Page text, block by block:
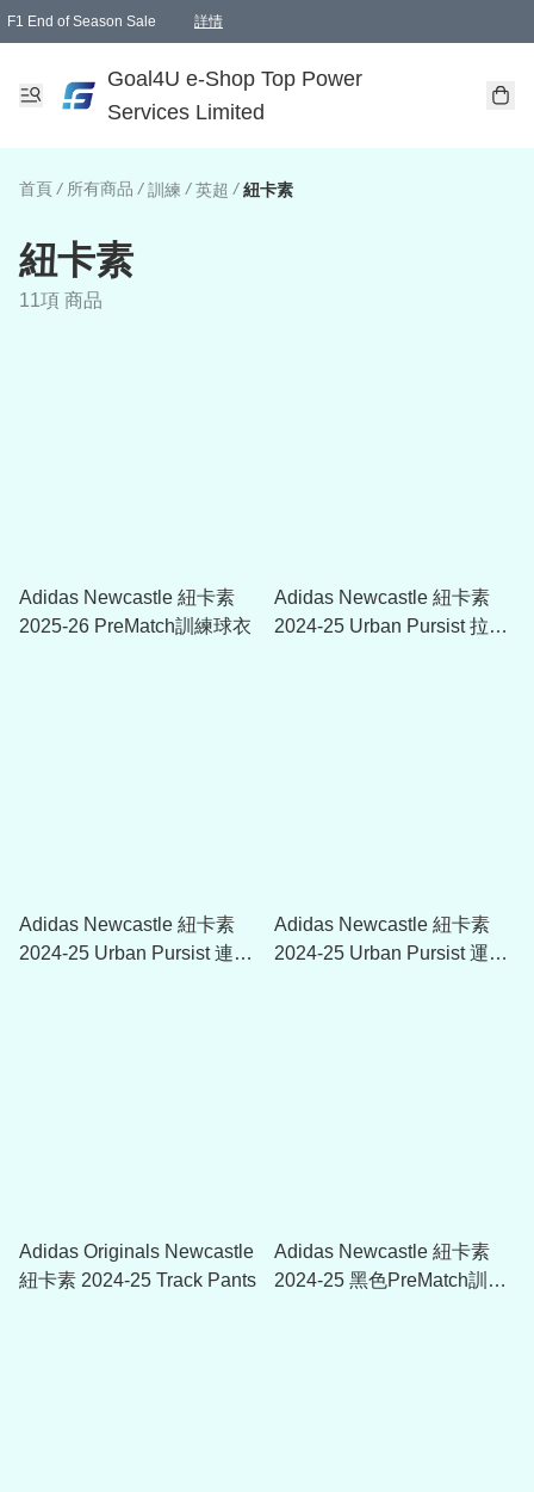
F1 End of Season Sale 詳情
Goal4U e-Shop Top Power
Services Limited
首頁 / 所有商品 / 訓練 / 英超 / 紐卡素
紐卡素
11項 商品
Adidas Newcastle 紐卡素
2025-26 PreMatch訓練球衣
Adidas Newcastle 紐卡素
2024-25 Urban Pursist 拉鏈
Adidas Newcastle 紐卡素
2024-25 Urban Pursist 連帽
Adidas Newcastle 紐卡素
2024-25 Urban Pursist 運動
Adidas Originals Newcastle
紐卡素 2024-25 Track Pants
Adidas Newcastle 紐卡素
2024-25 黑色PreMatch訓練